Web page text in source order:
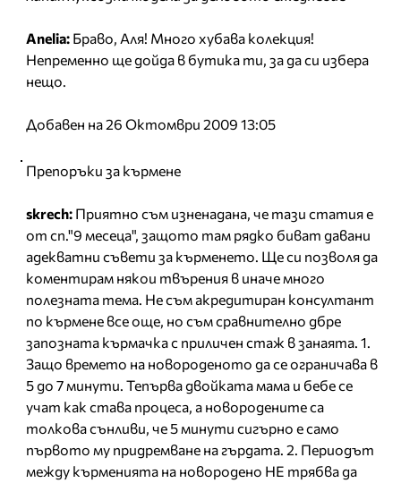
Anelia: Браво, Аля! Много хубава колекция!
Непременно ще дойда в бутика ти, за да си избера
нещо.
Добавен на 26 Октомври 2009 13:05
Препоръки за кърмене
skrech: Приятно съм изненадана, че тази статия е
от сп."9 месеца", защото там рядко биват давани
адекватни съвети за кърменето. Ще си позволя да
коментирам някои твърения в иначе много
полезната тема. Не съм акредитиран консултант
по кърмене все още, но съм сравнително дбре
запозната кърмачка с приличен стаж в занаята. 1.
Защо времето на новороденото да се ограничава в
5 до 7 минути. Тепърва двойката мама и бебе се
учат как става процеса, а новородените са
толкова сънливи, че 5 минути сигърно е само
първото му придремване на гърдата. 2. Периодът
между кърменията на новородено НЕ трябва да